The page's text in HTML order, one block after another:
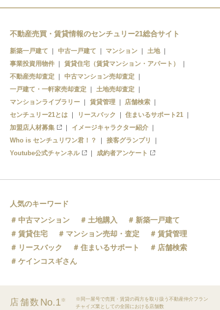
不動産売買・賃貸情報のセンチュリー21総合サイト
新築一戸建て 中古一戸建て マンション
土地
事業投資用物件
賃貸住宅（賃貸マンション・アパート）
不動産売却査定
中古マンション売却査定
一戸建て・一軒家売却査定
土地売却査定
マンションライブラリー
賃貸管理
店舗検索
センチュリー21とは
リースバック
住まいるサポート21
加盟店人材募集
イメージキャラクター紹介
Who is センチュリワン君！？
接客グランプリ
Youtube公式チャンネル
成約者アンケート
人気のキーワード
中古マンション
土地購入
新築一戸建て
賃貸住宅
マンション売却・査定
賃貸管理
リースバック
住まいるサポート
店舗検索
ケインコスギさん
店舗数 No.1※
※同一屋号で売買・賃貸の両方を取り扱う不動産仲介フラン
チャイズ業としての全国における店舗数